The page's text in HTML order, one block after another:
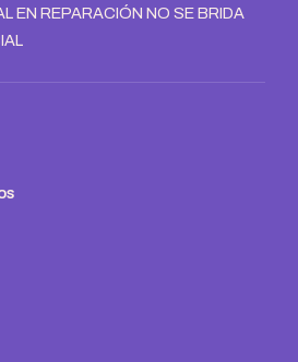
EN REPARACIÓN NO SE BRIDA